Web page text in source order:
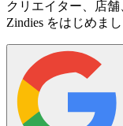
クリエイター、店
Zindies をはじめまし